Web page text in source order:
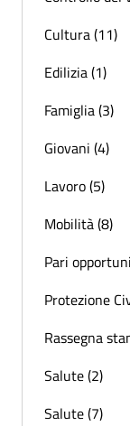
Cultura (11)
Edilizia (1)
Famiglia (3)
Giovani (4)
Lavoro (5)
Mobilità (8)
Pari
Protezione
Rassegna
Salute (2)
Salute (7)